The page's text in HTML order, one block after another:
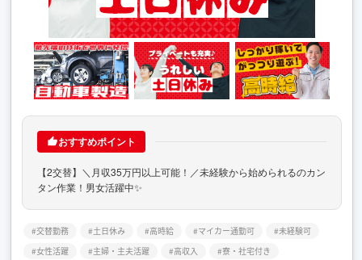
おすすめポイント
【2交替】＼月収35万円以上可能！／未経験から始められるのカン
タン作業！男女活躍中✨
交替勤務 土日休み 高時給 マイカー通勤可
未経験可
女性活躍
主婦・主夫活躍 高収入 寮・社宅付き